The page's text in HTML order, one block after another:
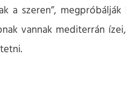
a szeren”,
vannak mediterrán